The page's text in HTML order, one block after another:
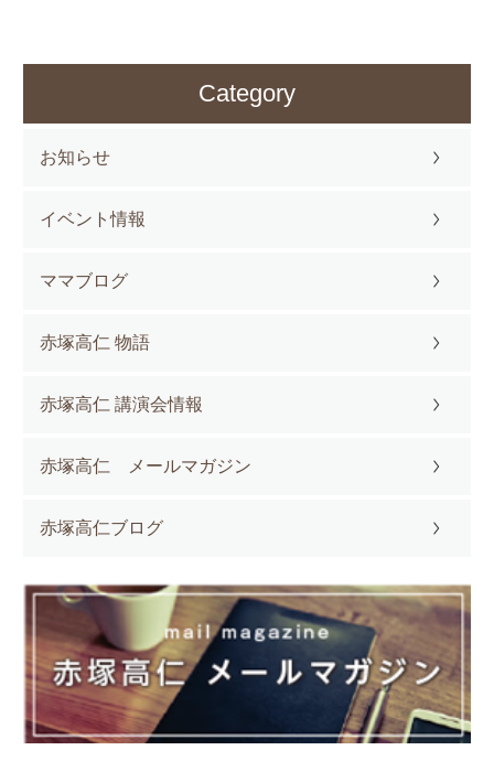
Category
お知らせ
イベント情報
ママブログ
赤塚高仁 物語
赤塚高仁 講演会情報
赤塚高仁 メールマガジン
赤塚高仁ブログ